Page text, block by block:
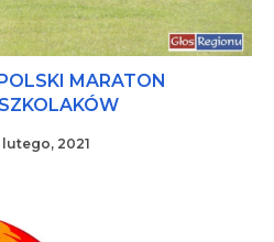
MARATON
lutego, 2021